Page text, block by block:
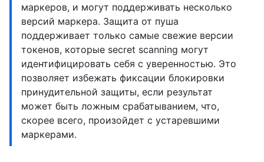
маркеров, и могут поддерживать несколько
версий маркера. Защита от пуша
поддерживает только самые свежие версии
токенов, которые secret scanning могут
идентифицировать себя с уверенностью. Это
позволяет избежать фиксации блокировки
принудительной защиты, если результат
может быть ложным срабатыванием, что,
скорее всего, произойдет с устаревшими
маркерами.